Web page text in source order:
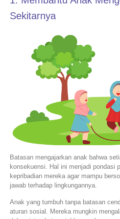
Sekitarnya
Batasan mengajarkan anak bahwa
konsekuensi. Hal ini menjadi pondasi
kepribadian mereka agar mampu
jawab terhadap lingkungannya.
Anak yang tumbuh tanpa batasan
aturan sosial. Mereka mungkin